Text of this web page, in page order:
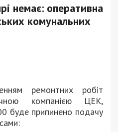
немає: оперативна
комунальних
ремонтних робіт
компанією ЦЕК,
буде припинено подачу